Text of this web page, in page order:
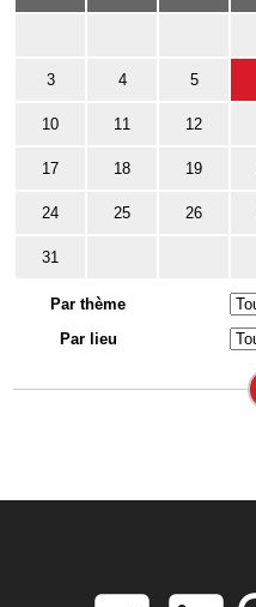
3 4 5
10 11 12
17 18 19
24 25 26
31
Par thème
Par lieu